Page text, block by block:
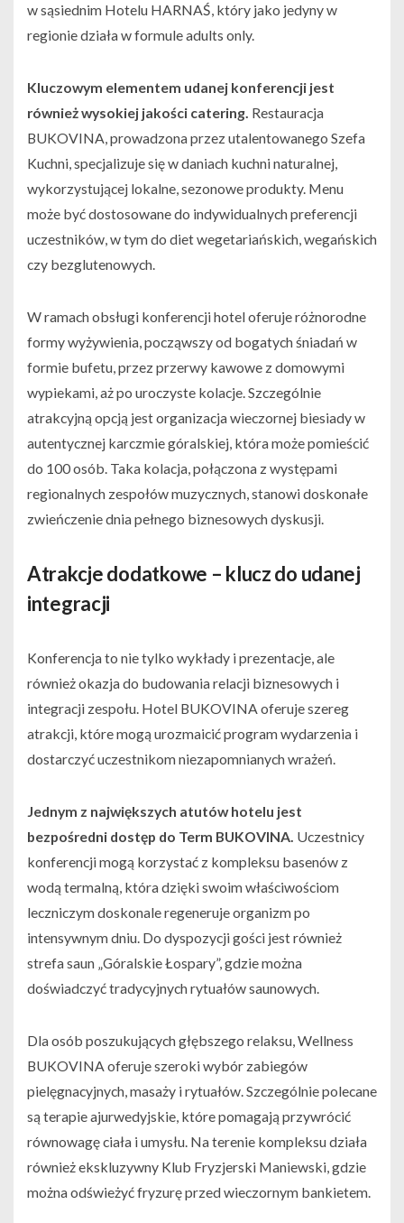
w sąsiednim Hotelu HARNAŚ, który jako jedyny w
regionie działa w formule adults only.
Kluczowym elementem udanej konferencji jest
również wysokiej jakości catering. Restauracja
BUKOVINA, prowadzona przez utalentowanego Szefa
Kuchni, specjalizuje się w daniach kuchni naturalnej,
wykorzystującej lokalne, sezonowe produkty. Menu
może być dostosowane do indywidualnych preferencji
uczestników, w tym do diet wegetariańskich, wegańskich
czy bezglutenowych.
W ramach obsługi konferencji hotel oferuje różnorodne
formy wyżywienia, począwszy od bogatych śniadań w
formie bufetu, przez przerwy kawowe z domowymi
wypiekami, aż po uroczyste kolacje. Szczególnie
atrakcyjną opcją jest organizacja wieczornej biesiady w
autentycznej karczmie góralskiej, która może pomieścić
do 100 osób. Taka kolacja, połączona z występami
regionalnych zespołów muzycznych, stanowi doskonałe
zwieńczenie dnia pełnego biznesowych dyskusji.
Atrakcje dodatkowe – klucz do udanej
integracji
Konferencja to nie tylko wykłady i prezentacje, ale
również okazja do budowania relacji biznesowych i
integracji zespołu. Hotel BUKOVINA oferuje szereg
atrakcji, które mogą urozmaicić program wydarzenia i
dostarczyć uczestnikom niezapomnianych wrażeń.
Jednym z największych atutów hotelu jest
bezpośredni dostęp do Term BUKOVINA. Uczestnicy
konferencji mogą korzystać z kompleksu basenów z
wodą termalną, która dzięki swoim właściwościom
leczniczym doskonale regeneruje organizm po
intensywnym dniu. Do dyspozycji gości jest również
strefa saun „Góralskie Łospary”, gdzie można
doświadczyć tradycyjnych rytuałów saunowych.
Dla osób poszukujących głębszego relaksu, Wellness
BUKOVINA oferuje szeroki wybór zabiegów
pielęgnacyjnych, masaży i rytuałów. Szczególnie polecane
są terapie ajurwedyjskie, które pomagają przywrócić
równowagę ciała i umysłu. Na terenie kompleksu działa
również ekskluzywny Klub Fryzjerski Maniewski, gdzie
można odświeżyć fryzurę przed wieczornym bankietem.